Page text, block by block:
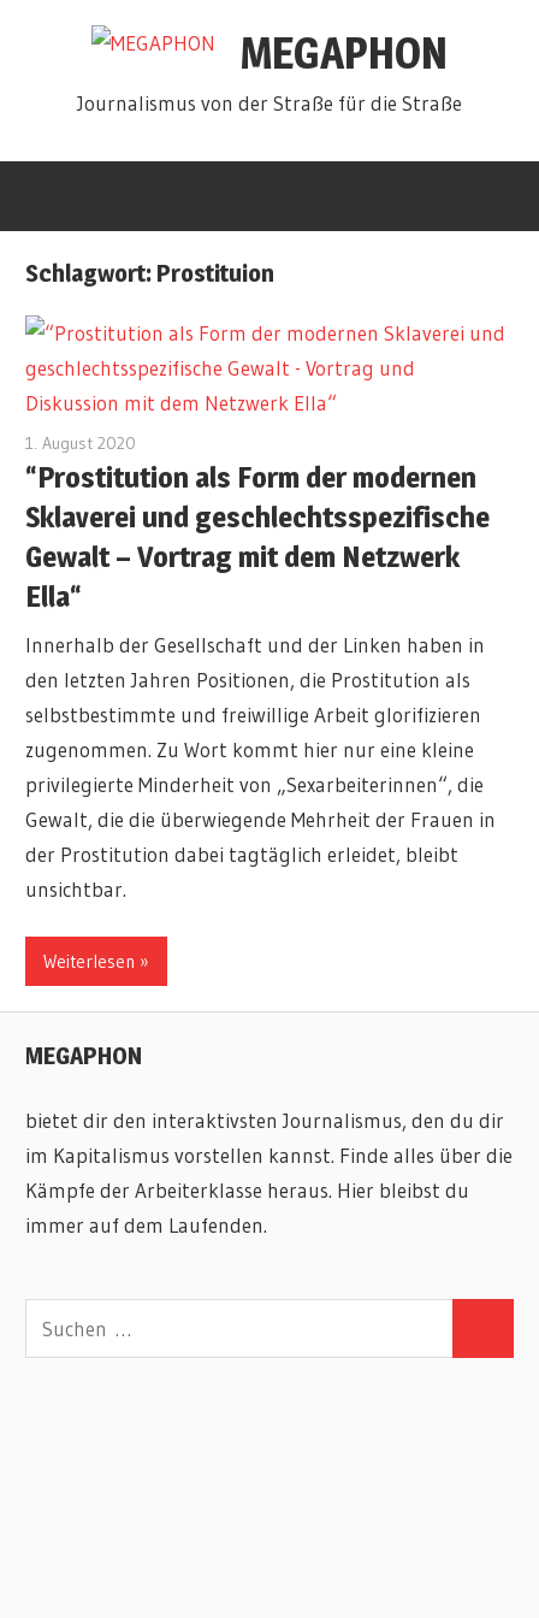
MEGAPHON
Journalismus von der Straße für die Straße
Schlagwort: Prostituion
1. August 2020
“Prostitution als Form der modernen
Sklaverei und geschlechtsspezifische
Gewalt – Vortrag mit dem Netzwerk
Ella“
Innerhalb der Gesellschaft und der Linken haben in
den letzten Jahren Positionen, die Prostitution als
selbstbestimmte und freiwillige Arbeit glorifizieren
zugenommen. Zu Wort kommt hier nur eine kleine
privilegierte Minderheit von „Sexarbeiterinnen“, die
Gewalt, die die überwiegende Mehrheit der Frauen in
der Prostitution dabei tagtäglich erleidet, bleibt
unsichtbar.
Weiterlesen
MEGAPHON
bietet dir den interaktivsten Journalismus, den du dir
im Kapitalismus vorstellen kannst. Finde alles über die
Kämpfe der Arbeiterklasse heraus. Hier bleibst du
immer auf dem Laufenden.